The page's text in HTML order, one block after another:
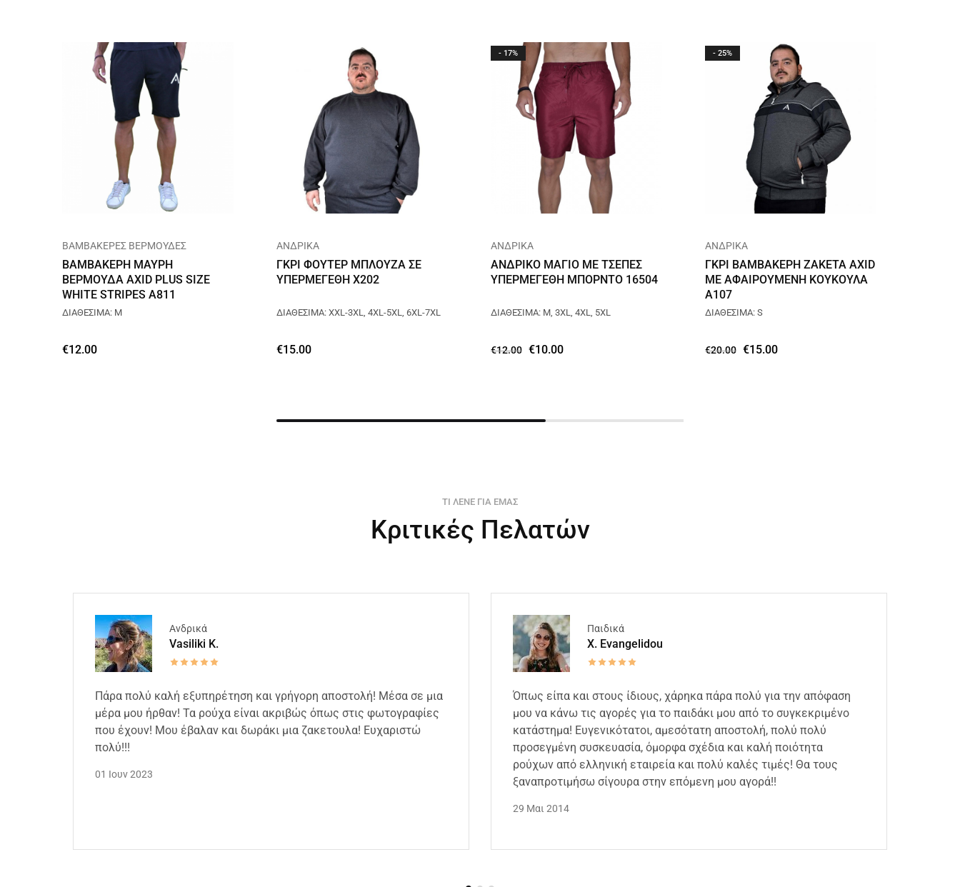
ΒΑΜΒΑΚΕΡΕΣ ΒΕΡΜΟΥΔΕΣ
ΒΑΜΒΑΚΕΡΗ ΜΑΥΡΗ
ΒΕΡΜΟΥΔΑ AXID PLUS SIZE
WHITE STRIPES A811
ΔΙΑΘΕΣΙΜΑ: M
€12.00
ΑΝΔΡΙΚΑ
ΓΚΡΙ ΦΟΥΤΕΡ ΜΠΛΟΥΖΑ ΣΕ
ΥΠΕΡΜΕΓΕΘΗ X202
ΔΙΑΘΕΣΙΜΑ: XXL-3XL, 4XL-5XL, 6XL-7XL
€15.00
- 17%
ΑΝΔΡΙΚΑ
ΑΝΔΡΙΚΟ ΜΑΓΙΟ ΜΕ ΤΣΕΠΕΣ
ΥΠΕΡΜΕΓΕΘΗ ΜΠΟΡΝΤΟ 16504
ΔΙΑΘΕΣΙΜΑ: M, 3XL, 4XL, 5XL
€12.00 €10.00
- 25%
ΑΝΔΡΙΚΑ
ΓΚΡΙ ΒΑΜΒΑΚΕΡΗ ΖΑΚΕΤΑ AXID
ΜΕ ΑΦΑΙΡΟΥΜΕΝΗ ΚΟΥΚΟΥΛΑ
A107
ΔΙΑΘΕΣΙΜΑ: S
€20.00 €15.00
ΤΙ ΛΕΝΕ ΓΙΑ ΕΜΑΣ
Κριτικές Πελατών
Ανδρικά
Vasiliki K.
Πάρα πολύ καλή εξυπηρέτηση και γρήγορη αποστολή! Μέσα σε μια
μέρα μου ήρθαν! Τα ρούχα είναι ακριβώς όπως στις φωτογραφίες
που έχουν! Μου έβαλαν και δωράκι μια ζακετουλα! Ευχαριστώ
πολύ!!!
01 Ιουν 2023
Παιδικά
X. Evangelidou
Όπως είπα και στους ίδιους, χάρηκα πάρα πολύ για την απόφαση
μου να κάνω τις αγορές για το παιδάκι μου από το συγκεκριμένο
κατάστημα! Ευγενικότατοι, αμεσότατη αποστολή, πολύ πολύ
προσεγμένη συσκευασία, όμορφα σχέδια και καλή ποιότητα
ρούχων από ελληνική εταιρεία και πολύ καλές τιμές! Θα τους
ξαναπροτιμήσω σίγουρα στην επόμενη μου αγορά!!
29 Μαι 2014